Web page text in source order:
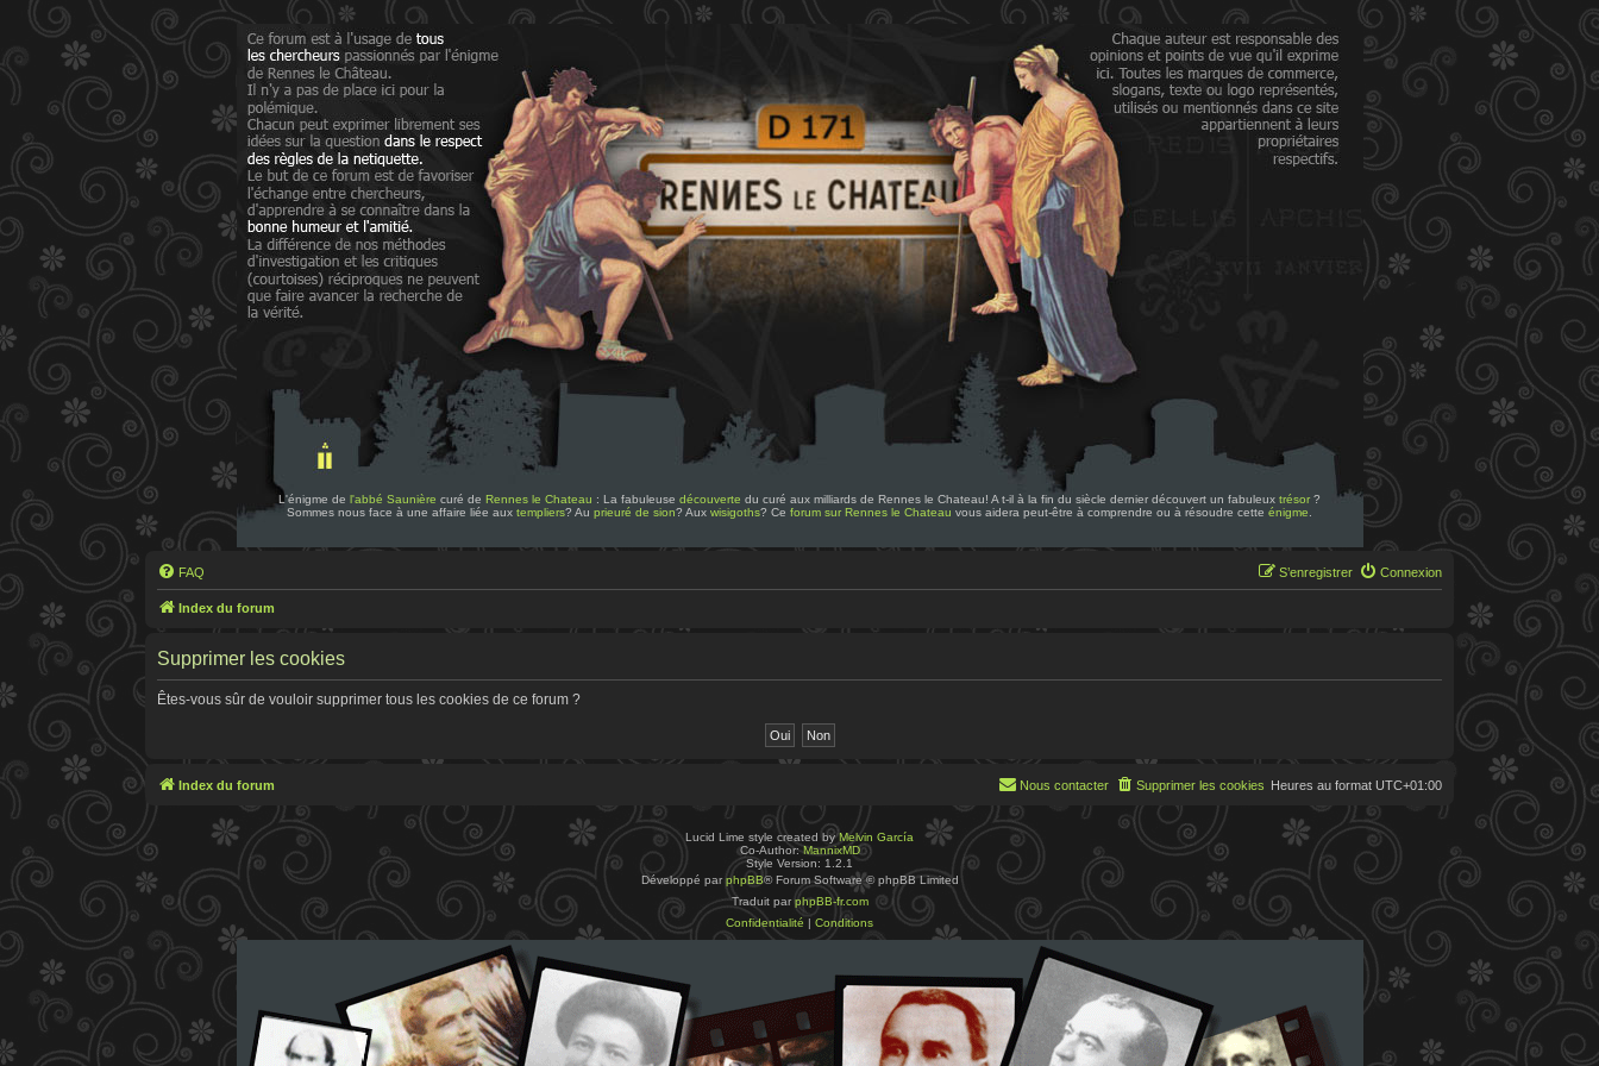
L'énigme de l'abbé Saunière curé de Rennes le Chateau : La fabuleuse découverte du curé aux milliards de Rennes le Chateau! A t-il à la fin du siècle dernier découvert un fabuleux trésor ?
Sommes nous face à une affaire liée aux templiers? Au prieuré de sion? Aux wisigoths? Ce forum sur Rennes le Chateau vous aidera peut-être à comprendre ou à résoudre cette énigme
FAQ Connexion
S’enregistrer
Index du forum
Supprimer les cookies
Êtes-vous sûr de vouloir supprimer tous les cookies de ce forum ?
Index du forum Heures au format UTC+01:00
Supprimer les cookies
Nous contacter
Lucid Lime style created byMelvin García
Co-Author:MannixMD
Style Version: 1.2.1
Développé par phpBB® Forum Software © phpBB Limited
Traduit par phpBB-fr.com
Confidentialité | Conditions